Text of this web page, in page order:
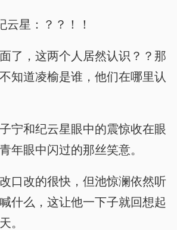
云星：？？！！
了，这两个人居然认识？？那
知道凌榆是谁，他们在哪里认
宁和纪云星眼中的震惊收在眼
年眼中闪过的那丝笑意。
口改的很快，但池惊澜依然听
什么，这让他一下子就回想起
。